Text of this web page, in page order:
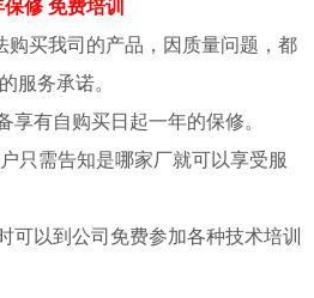
修 免费培训
买我司的产品，因质量问题，都
服务承诺。
有自购买日起一年的保修。
需告知是哪家厂就可以享受服
以到公司免费参加各种技术培训